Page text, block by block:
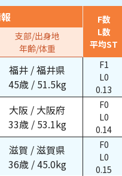
支部/出身地
年齢/体重
F数
L数
平均ST
福井 /福井県
45歳 / 51.5kg
F1
L0
0.13
大阪 / 大阪府
33歳 / 53.1kg
F0
L0
0.14
滋賀 /滋賀県
36歳 /45.0kg
F0
L0
0.15